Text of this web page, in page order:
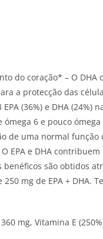
do coração* – O
a protecção das
(36%) e DHA (24%)
6 e pouco
de uma normal
EPA e DHA
são obtidos
mg de EPA + DHA.
mg, Vitamina E